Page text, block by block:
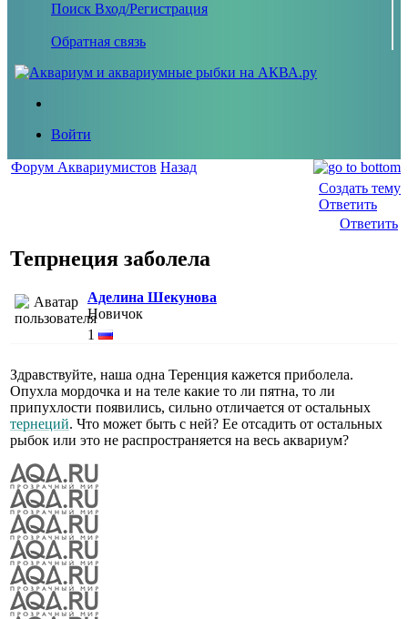
Поиск Вход/Регистрация
Обратная связь
Войти
Форум Аквариумистов Назад
Создать тему
Ответить
Ответить
Тепрнеция заболела
Аделина Шекунова
Новичок
1
Здравствуйте, наша одна Теренция кажется приболела.
Опухла мордочка и на теле какие то ли пятна, то ли
припухлости появились, сильно отличается от остальных
тернеций. Что может быть с ней? Ее отсадить от остальных
рыбок или это не распространяется на весь аквариум?